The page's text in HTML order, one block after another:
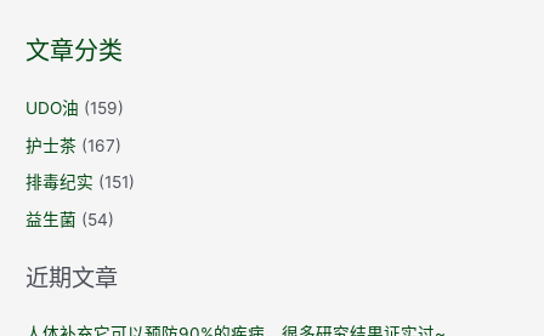
导
航
文章分类
UDO油 (159)
护士茶 (167)
排毒纪实 (151)
益生菌 (54)
近期文章